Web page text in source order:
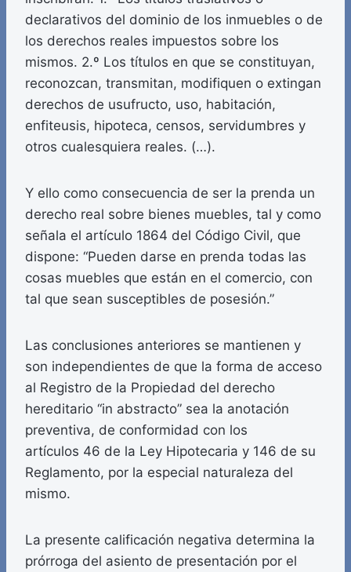
declarativos del dominio de los inmuebles o de
los derechos reales impuestos sobre los
mismos. 2.º Los títulos en que se constituyan,
reconozcan, transmitan, modifiquen o extingan
derechos de usufructo, uso, habitación,
enfiteusis, hipoteca, censos, servidumbres y
otros cualesquiera reales. (…).
Y ello como consecuencia de ser la prenda un
derecho real sobre bienes muebles, tal y como
señala el artículo 1864 del Código Civil, que
dispone: “Pueden darse en prenda todas las
cosas muebles que están en el comercio, con
tal que sean susceptibles de posesión.”
Las conclusiones anteriores se mantienen y
son independientes de que la forma de acceso
al Registro de la Propiedad del derecho
hereditario “in abstracto” sea la anotación
preventiva, de conformidad con los
artículos 46 de la Ley Hipotecaria y 146 de su
Reglamento, por la especial naturaleza del
mismo.
La presente calificación negativa determina la
prórroga del asiento de presentación por el